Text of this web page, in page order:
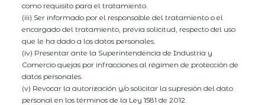
como requisito para el tratamiento.
(iii) Ser informado por el responsable del tratamiento o el
encargado del tratamiento, previa solicitud, respecto del uso
que le ha dado a los datos personales.
(iv) Presentar ante la Superintendencia de Industria y
Comercio quejas por infracciones al régimen de protección de
datos personales.
(v) Revocar la autorización y/o solicitar la supresión del dato
personal en los términos de la Ley 1581 de 2012.